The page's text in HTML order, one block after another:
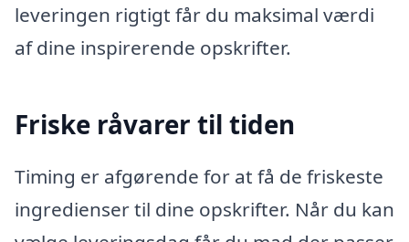
leveringen rigtigt får du maksimal værdi
af dine inspirerende opskrifter.
Friske råvarer til tiden
Timing er afgørende for at få de friskeste
ingredienser til dine opskrifter. Når du kan